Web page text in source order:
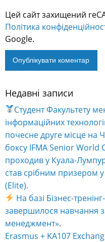
Цей сайт захищений
Політика
Google.
Alternative:
Недавні записи
Студент Факультету
інформаційних
почесне друге місце на
боксу IFMA Senior World
проходив у Куала-
став срібним призером у
(Elite).
На базі Бізнес-
завершилося навчання
менеджмент».
Erasmus + KA107